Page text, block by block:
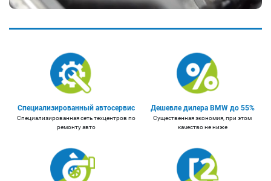
Специализированный автосервис
Специализированная сеть техцентров по
ремонту авто
Дешевле дилера BMW до 55%
Существенная экономия, при этом
качество не ниже